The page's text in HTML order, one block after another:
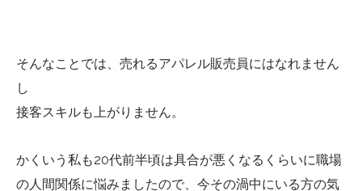
そんなことでは、売れるアパレル販売員にはなれません
し
接客スキルも上がりません。
かくいう私も20代前半頃は具合が悪くなるくらいに職場
の人間関係に悩みましたので、今その渦中にいる方の気